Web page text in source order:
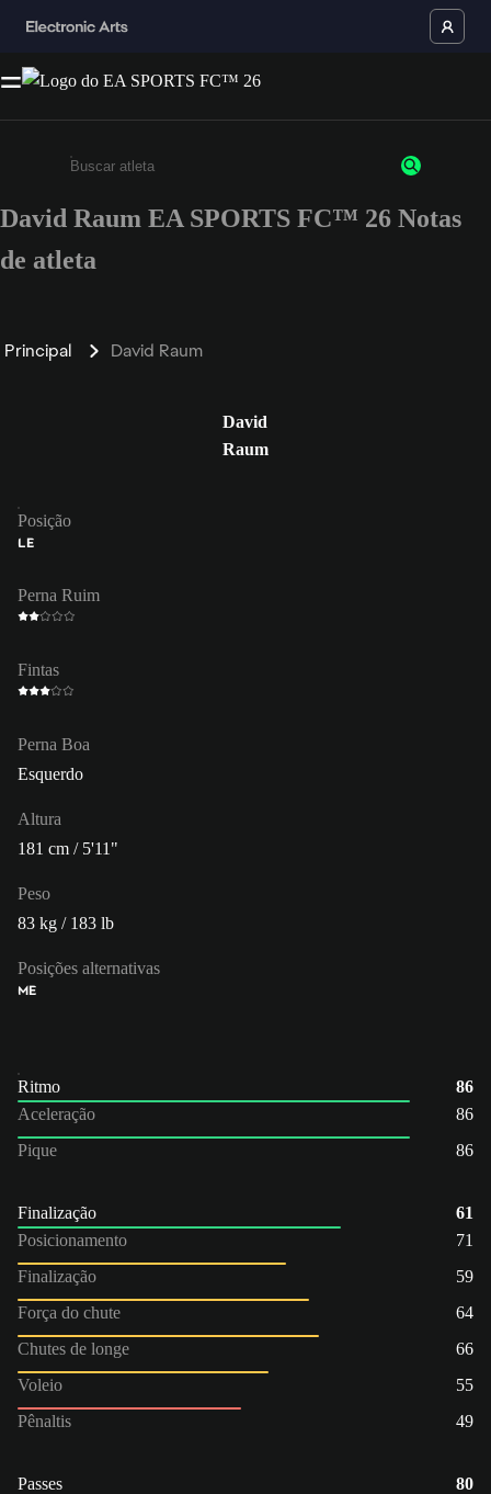
Insira pelo menos 3 caracteres ou números
David Raum EA SPORTS FC™ 26 Notas
de atleta
Principal David Raum
David
Raum
Posição
LE
Perna Ruim
Fintas
Perna Boa
Esquerdo
Altura
181 cm / 5'11"
Peso
83 kg / 183 lb
Posições alternativas
ME
Ritmo
86
Aceleração
86
Pique
86
Finalização
61
Posicionamento
71
Finalização
59
Força do chute
64
Chutes de longe
66
Voleio
55
Pênaltis
49
Passes
80